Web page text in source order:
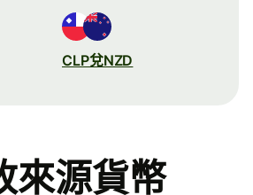
CLP兌NZD
來源貨幣